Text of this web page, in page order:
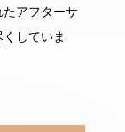
アフターサ
していま